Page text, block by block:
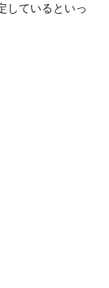
しているといっ